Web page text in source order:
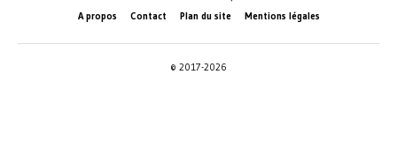
A propos Contact Plan du site Mentions légales
© 2017-2026